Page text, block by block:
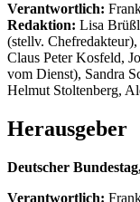
Verantwortlich:
Redaktion: Lisa
(stellv.
Claus Peter Kosfeld,
vom Dienst), Sandra
Helmut Stoltenberg,
Herausgeber
Deutscher
Verantwortlich: